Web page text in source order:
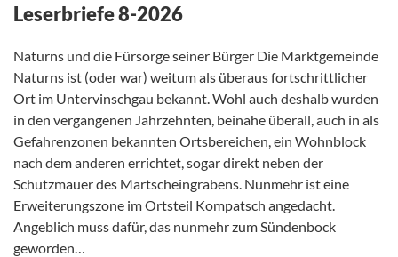
Leserbriefe 8-2026
Naturns und die Fürsorge seiner Bürger Die Marktgemeinde
Naturns ist (oder war) weitum als überaus fortschrittlicher
Ort im Untervinschgau bekannt. Wohl auch deshalb wurden
in den vergangenen Jahrzehnten, beinahe überall, auch in als
Gefahrenzonen bekannten Ortsbereichen, ein Wohnblock
nach dem anderen errichtet, sogar direkt neben der
Schutzmauer des Martscheingrabens. Nunmehr ist eine
Erweiterungszone im Ortsteil Kompatsch angedacht.
Angeblich muss dafür, das nunmehr zum Sündenbock
geworden…